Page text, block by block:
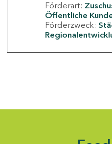
Förderart:
Öffentliche
Förderzweck: